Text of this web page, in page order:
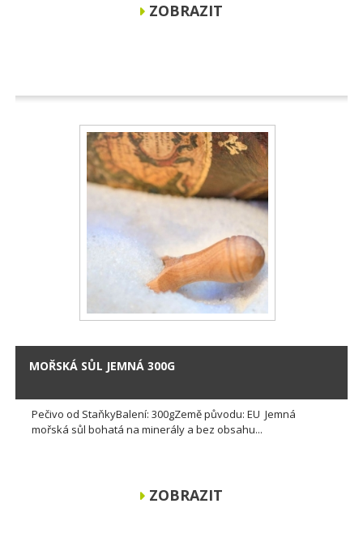
ZOBRAZIT
MOŘSKÁ SŮL JEMNÁ 300G
Pečivo od StaňkyBalení: 300gZemě původu: EU Jemná
mořská sůl bohatá na minerály a bez obsahu...
ZOBRAZIT